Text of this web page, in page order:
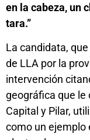
en la cabeza, un
tara.”
La candidata,
de LLA por la
intervención
geográfica que le
Capital y Pilar,
como un ejemplo